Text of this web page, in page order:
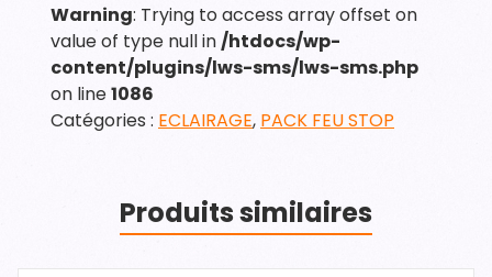
Warning: Trying to access array offset on
value of type null in/htdocs/wp-
content/plugins/lws-sms/lws-sms.php
on line1086
Catégories : ECLAIRAGE, PACK FEU STOP
Produits similaires